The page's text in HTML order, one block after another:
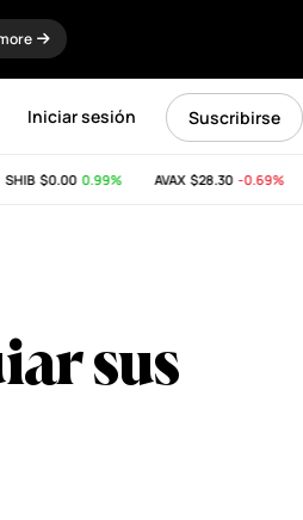
Suscribirse
Iniciar sesión
$0.00 0.99% AVAX$28.30 -0.69%
sus